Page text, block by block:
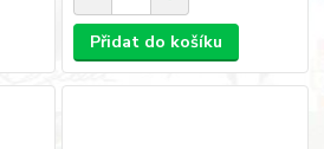
Přidat do košíku